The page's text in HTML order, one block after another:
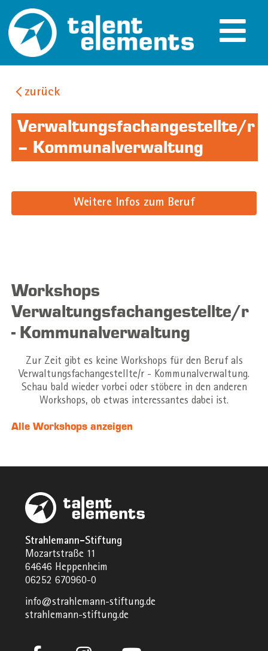
zurück
Verwaltungsfachangestellte/r
– Kommunalverwaltung
Weitere Infos zum Beruf
Workshops
Verwaltungsfachangestellte/r
- Kommunalverwaltung
Zur Zeit gibt es keine Workshops für den Beruf als
Verwaltungsfachangestellte/r - Kommunalverwaltung.
Schau bald wieder vorbei oder stöbere in den anderen
Workshops, ob etwas interessantes dabei ist.
Alle Workshops anzeigen
Strahlemann-Stiftung
Mozartstraße 11
64646 Heppenheim
06252 670960-0
info@strahlemann-stiftung.de
strahlemann-stiftung.de